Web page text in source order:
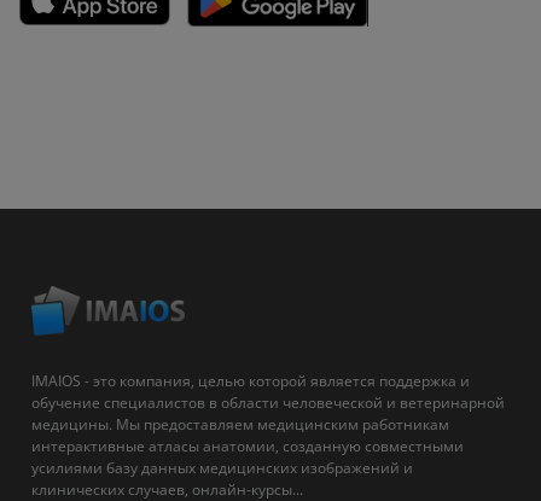
IMAIOS - это компания, целью которой является поддержка и
обучение специалистов в области человеческой и ветеринарной
медицины. Мы предоставляем медицинским работникам
интерактивные атласы анатомии, созданную совместными
усилиями базу данных медицинских изображений и
клинических случаев, онлайн-курсы...